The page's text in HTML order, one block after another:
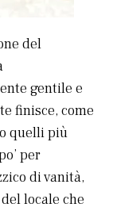
del
gentile e
finisce, come
quelli più
per
di vanità,
locale che